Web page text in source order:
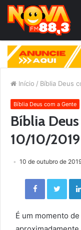
Início / Bíblia Deus
Bíblia Deus com a Gente
Bíblia
10/10/2019
10 de outubro de
Facebook Twitter
É um momento